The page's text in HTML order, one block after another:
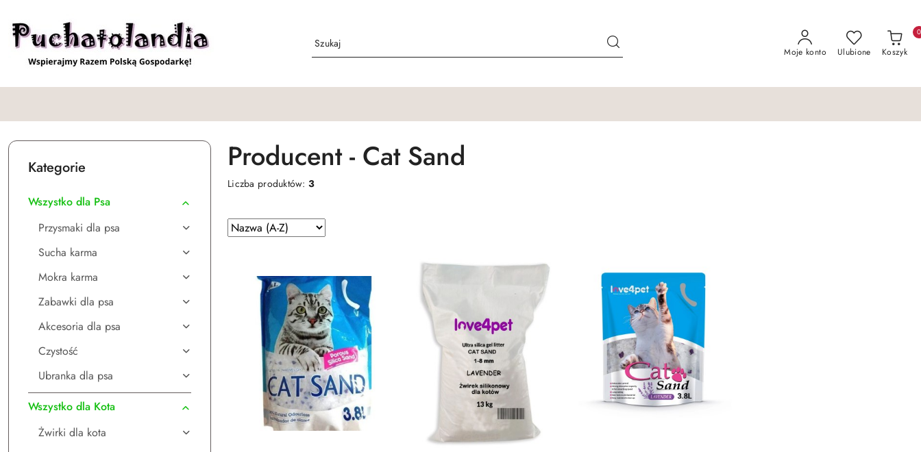
Moje konto Ulubione Koszyk
0
Kategorie
Wszystko dla Psa
Przysmaki dla psa
Sucha karma
Mokra karma
Zabawki dla psa
Akcesoria dla psa
Czystość
Ubranka dla psa
Wszystko dla Kota
Żwirki dla kota
Producent - Cat Sand
Liczba produktów:3
Zastosowano
sortowanie:
Sortuj
według